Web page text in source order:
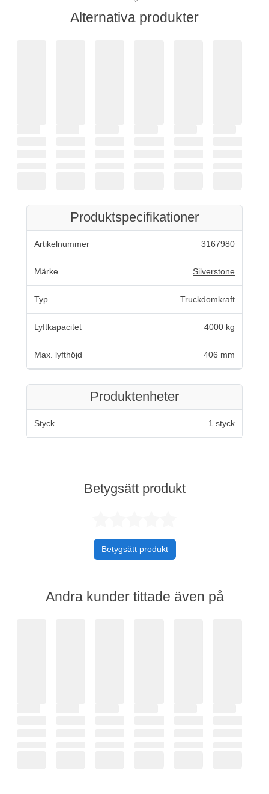
Alternativa produkter
Produktspecifikationer
Artikelnummer 3167980
Märke Silverstone
Typ Truckdomkraft
Lyftkapacitet 4000 kg
Max. lyfthöjd 406 mm
Produktenheter
Styck 1 styck
Betygsätt produkt
Betygsätt produkt
Andra kunder tittade även på